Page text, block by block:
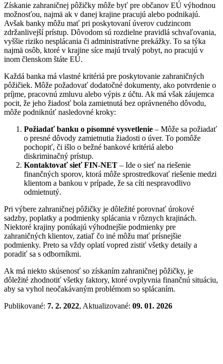
Získanie zahraničnej pôžičky môže byť pre občanov EÚ výhodnou
možnosťou, najmä ak v danej krajine pracujú alebo podnikajú.
Avšak banky môžu mať pri poskytovaní úverov cudzincom
zdržanlivejší prístup. Dôvodom sú rozdielne pravidlá schvaľovania,
vyššie riziko nesplácania či administratívne prekážky. To sa týka
najmä osôb, ktoré v krajine síce majú trvalý pobyt, no pracujú v
inom členskom štáte EÚ.
Každá banka má vlastné kritériá pre poskytovanie zahraničných
pôžičiek. Môže požadovať dodatočné dokumenty, ako potvrdenie o
príjme, pracovnú zmluvu alebo výpis z účtu. Ak má však záujemca
pocit, že jeho žiadosť bola zamietnutá bez oprávneného dôvodu,
môže podniknúť nasledovné kroky:
Požiadať banku o písomné vysvetlenie – Môže sa požiadať
o presné dôvody zamietnutia žiadosti o úver. To pomôže
pochopiť, či išlo o bežné bankové kritériá alebo
diskriminačný prístup.
Kontaktovať sieť FIN-NET – Ide o sieť na riešenie
finančných sporov, ktorá môže sprostredkovať riešenie medzi
klientom a bankou v prípade, že sa cíti nespravodlivo
odmietnutý.
Pri výbere zahraničnej pôžičky je dôležité porovnať úrokové
sadzby, poplatky a podmienky splácania v rôznych krajinách.
Niektoré krajiny ponúkajú výhodnejšie podmienky pre
zahraničných klientov, zatiaľ čo iné môžu mať prísnejšie
podmienky. Preto sa vždy oplatí vopred zistiť všetky detaily a
poradiť sa s odborníkmi.
Ak má niekto skúsenosť so získaním zahraničnej pôžičky, je
dôležité zhodnotiť všetky faktory, ktoré ovplyvnia finančnú situáciu,
aby sa vyhol neočakávaným problémom so splácaním.
Publikované: 7. 2. 2022, Aktualizované: 09. 01. 2026